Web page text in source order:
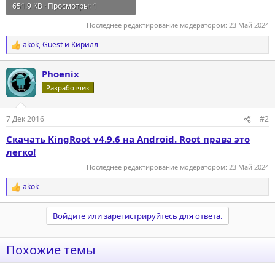
651.9 KB · Просмотры: 1
Последнее редактирование модератором: 23 Май 2024
Р
е
а
к
ц
и
и
akok,Guest и Кирилл
Phoenix
Разработчик
7 Дек 2016 #2
Скачать KingRoot v4.9.6 на Android. Root права это
легко!
Последнее редактирование модератором: 23 Май 2024
Р
е
и
и
akok
Войдите или зарегистрируйтесь для ответа.
Похожие темы